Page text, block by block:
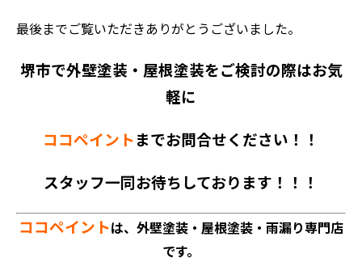
最後までご覧いただきありがとうございました。
堺市で外壁塗装・屋根塗装をご検討の際はお気
軽に
ココペイント までお問合せください！！
スタッフ一同お待ちしております！！！
ココペイントは、外壁塗装・屋根塗装・雨漏り専門店
です。